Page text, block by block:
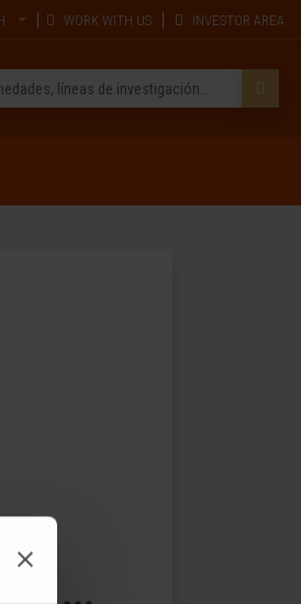
WORK WITH US INVESTOR AREA
...